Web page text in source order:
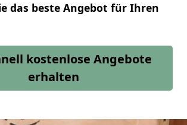
das beste Angebot für Ihren
kostenlose Angebote
erhalten